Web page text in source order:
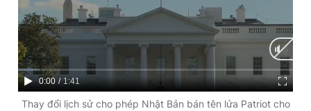
C
u
0:00 / D
u
1:41
Thay đổi lịch sử cho phép Nhật Bản bán tên lửa Patriot cho